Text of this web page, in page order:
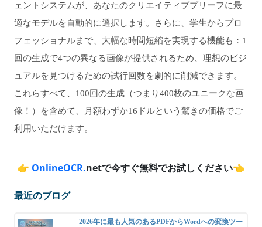
ェントシステムが、あなたのクリエイティブブリーフに最
適なモデルを自動的に選択します。さらに、学生からプロ
フェッショナルまで、大幅な時間短縮を実現する機能も：1
回の生成で4つの異なる画像が提供されるため、理想のビジ
ュアルを見つけるための試行回数を劇的に削減できます。
これらすべて、100回の生成（つまり400枚のユニークな画
像！）を含めて、月額わずか16ドルという驚きの価格でご
利用いただけます。
👉 OnlineOCR.netで今すぐ無料でお試しください👈
最近のブログ
2026年に最も人気のあるPDFからWordへの変換ツー